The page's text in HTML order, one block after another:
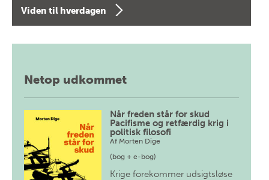
Viden til hverdagen
Netop udkommet
Når freden står for skud
Pacifisme og retfærdig krig i
politisk filosofi
Af Morten Dige
(bog + e-bog)
Krige forekommer udsigtsløse